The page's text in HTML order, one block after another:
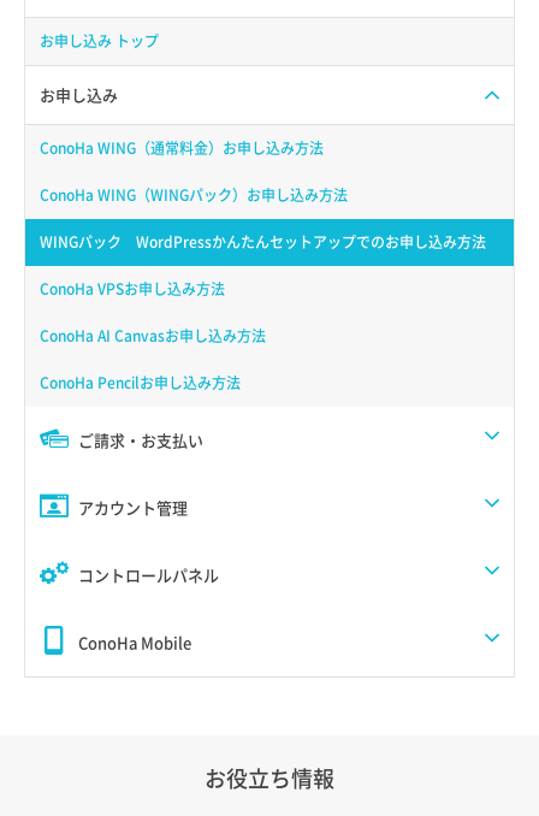
お申し込み トップ
お申し込み
ConoHa WING（通常料金）お申し込み方法
ConoHa WING（WINGパック）お申し込み方法
WINGパック WordPressかんたんセットアップでのお申し込み方法
ConoHa VPSお申し込み方法
ConoHa AI Canvasお申し込み方法
ConoHa Pencilお申し込み方法
ご請求・お支払い
アカウント管理
コントロールパネル
ConoHa Mobile
お役立ち情報